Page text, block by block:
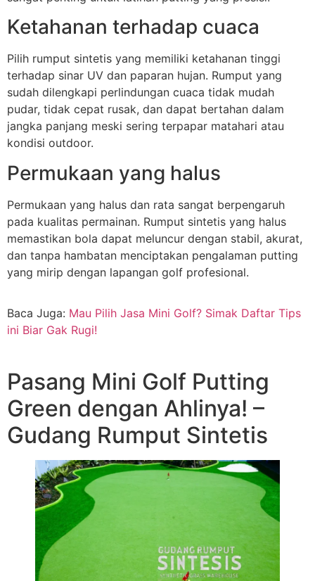
Ketahanan terhadap cuaca
Pilih rumput sintetis yang memiliki ketahanan tinggi
terhadap sinar UV dan paparan hujan. Rumput yang
sudah dilengkapi perlindungan cuaca tidak mudah
pudar, tidak cepat rusak, dan dapat bertahan dalam
jangka panjang meski sering terpapar matahari atau
kondisi outdoor.
Permukaan yang halus
Permukaan yang halus dan rata sangat berpengaruh
pada kualitas permainan. Rumput sintetis yang halus
memastikan bola dapat meluncur dengan stabil, akurat,
dan tanpa hambatan menciptakan pengalaman putting
yang mirip dengan lapangan golf profesional.
Baca Juga: Mau Pilih Jasa Mini Golf? Simak Daftar Tips
ini Biar Gak Rugi!
Pasang Mini Golf Putting
Green dengan Ahlinya! –
Gudang Rumput Sintetis